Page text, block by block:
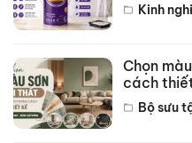
Kinh
Chọn
cách
Bộ sưu